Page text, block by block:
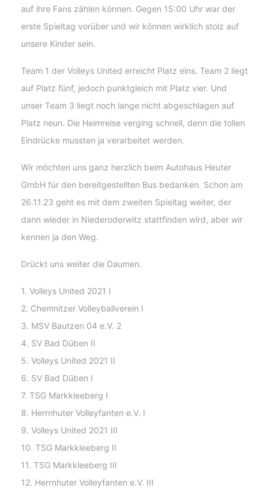
auf ihre Fans zählen können. Gegen 15:00 Uhr war der
erste Spieltag vorüber und wir können wirklich stolz auf
unsere Kinder sein.
Team 1 der Volleys United erreicht Platz eins. Team 2 liegt
auf Platz fünf, jedoch punktgleich mit Platz vier. Und
unser Team 3 liegt noch lange nicht abgeschlagen auf
Platz neun. Die Heimreise verging schnell, denn die tollen
Eindrücke mussten ja verarbeitet werden.
Wir möchten uns ganz herzlich beim Autohaus Heuter
GmbH für den bereitgestellten Bus bedanken. Schon am
26.11.23 geht es mit dem zweiten Spieltag weiter, der
dann wieder in Niederoderwitz stattfinden wird, aber wir
kennen ja den Weg.
Drückt uns weiter die Daumen.
1. Volleys United 2021 I
2. Chemnitzer Volleyballverein I
3. MSV Bautzen 04 e.V. 2
4. SV Bad Düben II
5. Volleys United 2021 II
6. SV Bad Düben I
7. TSG Markkleeberg I
8. Herrnhuter Volleyfanten e.V. I
9. Volleys United 2021 III
10. TSG Markkleeberg II
11. TSG Markkleeberg III
12. Herrnhuter Volleyfanten e.V. III